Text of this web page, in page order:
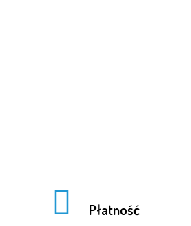
Płatność